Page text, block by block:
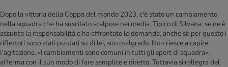
Dopo la vittoria della Coppa del mondo 2023, c'è stato un cambiamento
nella squadra che ha suscitato scalpore nei media. Tipico di Silvana: se ne è
assunta la responsabilità e ha affrontato le domande, anche se per questo i
riflettori sono stati puntati su di lei, suo malgrado. Non riesce a capire
l'agitazione. «I cambiamenti sono comuni in tutti gli sport di squadra»,
afferma con il suo modo di fare semplice e diretto. Tuttavia si rallegra del